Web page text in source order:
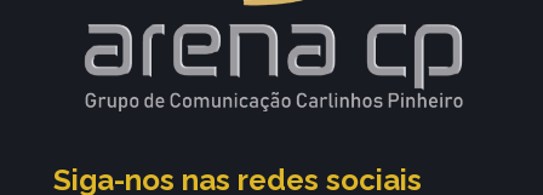
Siga-nos nas redes sociais